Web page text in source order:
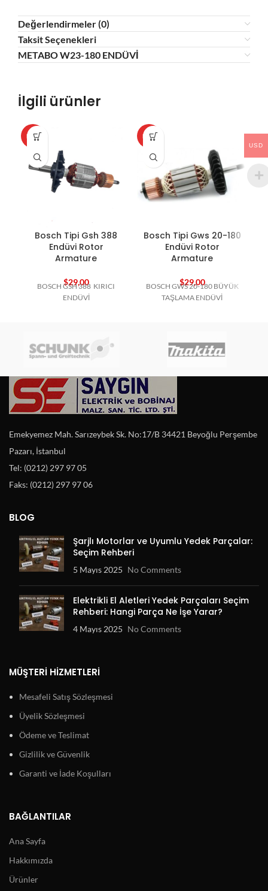
Değerlendirmeler (0)
Taksit Seçenekleri
METABO W23-180 ENDÜVİ
İlgili ürünler
HOT
Bosch Tipi Gsh 388
Endüvi Rotor
Armature
$29,00
BOSCH GSH 388 KIRICI
ENDÜVİ
HOT
Bosch Tipi Gws 20-180
Endüvi Rotor
Armature
$29,00
BOSCH GWS 20-180 BÜYÜK
TAŞLAMA ENDÜVİ
Emekyemez Mah. Sarızeybek Sk. No:17/B 34421 Beyoğlu Perşembe
Pazarı, İstanbul
Tel: (0212) 297 97 05
Faks: (0212) 297 97 06
BLOG
Şarjlı Motorlar ve Uyumlu Yedek Parçalar:
Seçim Rehberi
5 Mayıs 2025 No Comments
Elektrikli El Aletleri Yedek Parçaları Seçim
Rehberi: Hangi Parça Ne İşe Yarar?
4 Mayıs 2025 No Comments
MÜŞTERI HIZMETLERI
Mesafeli Satış Sözleşmesi
Üyelik Sözleşmesi
Ödeme ve Teslimat
Gizlilik ve Güvenlik
Garanti ve İade Koşulları
BAĞLANTILAR
Ana Sayfa
Hakkımızda
Ürünler
USD